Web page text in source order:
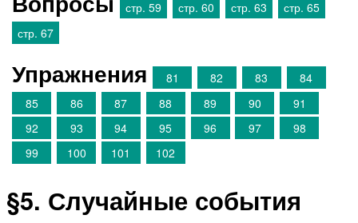
стр. 59 стр. 60 стр. 63
стр. 65
стр. 67
Упражнения 81 82 83
84
85
86 87 88 89 90
91
92
93 94 95 96 97
98
99
100 101 102
§5. Случайные события